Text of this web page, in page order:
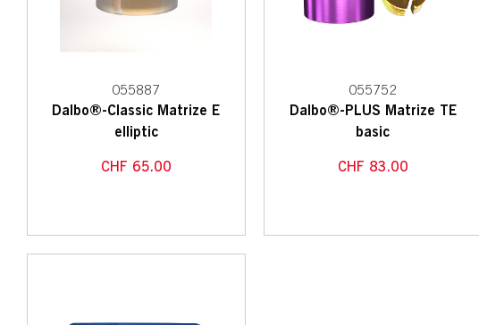
055887
Dalbo®-Classic Matrize E
elliptic
CHF 65.00
055752
Dalbo®-PLUS Matrize TE
basic
CHF 83.00